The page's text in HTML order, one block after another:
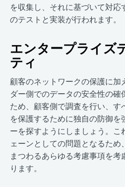
を収集し、それに基づいて対応
のテストと実装が行われます。
エンタープライズ
ティ
顧客のネットワークの保護に加
ダー側でのデータの安全性の
ため、顧客側で調査を行い、す
を保護するために独自の防御
ーを探すようにしましょう。こ
ェーンとしての問題となるため
まつわるあらゆる考慮事項を
ります。